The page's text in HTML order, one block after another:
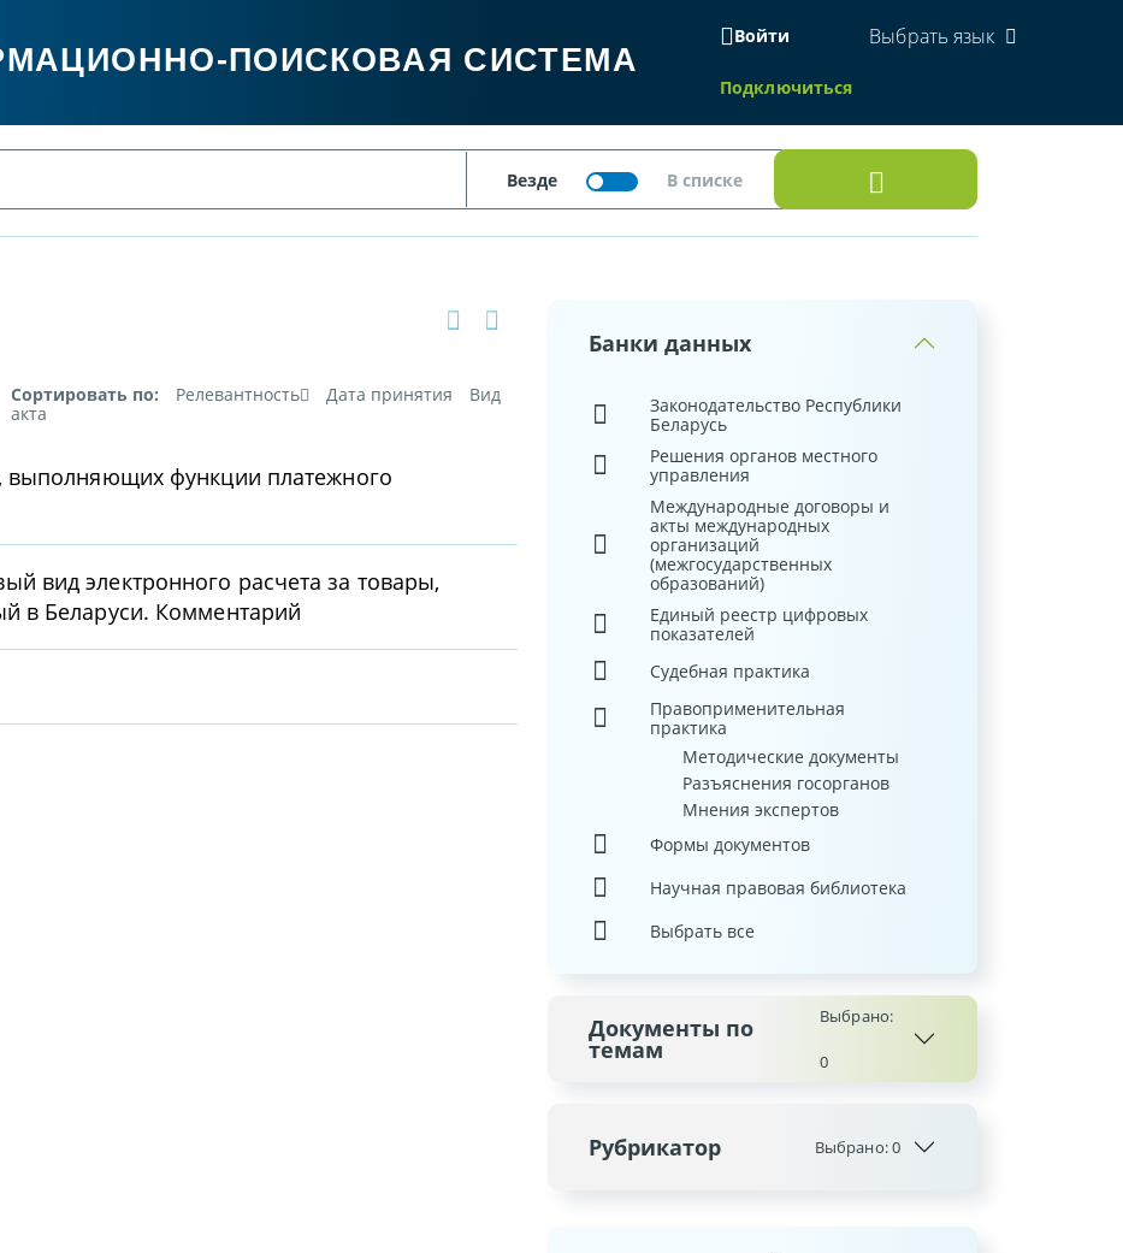
ПОИСКОВАЯ СИСТЕМА
Войти
Подключиться
Выбрать язык
Сортировать по: Релевантность Дата принятия
Вид
акта
выполняющих функции платежного
вид электронного расчета за товары,
в Беларуси. Комментарий
Банки данных
Законодательство Республики
Беларусь
Решения органов местного
управления
Международные договоры и
акты международных
организаций
(межгосударственных
образований)
Единый реестр цифровых
показателей
Судебная практика
Правоприменительная
практика
Методические документы
Разъяснения госорганов
Мнения экспертов
Формы документов
Научная правовая библиотека
Выбрать все
Документы по
темам
Выбрано:
0
Рубрикатор Выбрано:0